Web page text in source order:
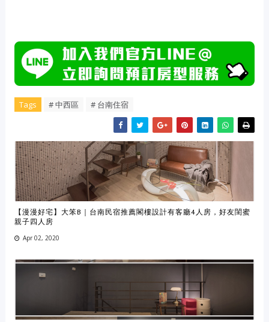
Tags # 中西區 # 台南住宿
【漫漫好宅】大笨B｜台南民宿推薦閣樓設計有客廳4人房，好友閨蜜
親子四人房
Apr 02, 2020